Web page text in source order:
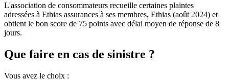
L'association de consommateurs recueille certaines plaintes
adressées à Ethias assurances à ses membres, Ethias (août 2024) et
obtient le bon score de 75 points avec délai moyen de réponse de 8
jours.
Que faire en cas de sinistre ?
Vous avez le choix :